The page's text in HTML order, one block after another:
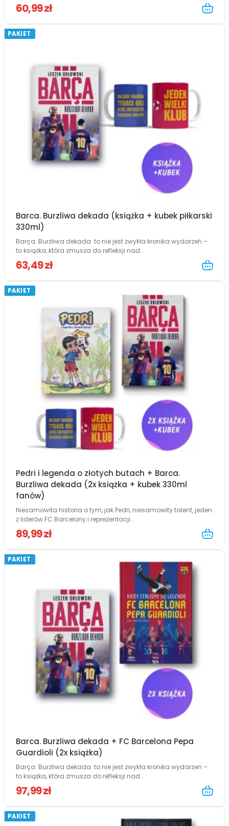
60,99 zł
PAKIET
Barca. Burzliwa dekada (książka + kubek piłkarski
330ml)
Barça. Burzliwa dekada to nie jest zwykła kronika wydarzeń –
to książka, która zmusza do refleksji nad...
63,49 zł
PAKIET
Pedri i legenda o złotych butach + Barca.
Burzliwa dekada (2x książka + kubek 330ml
fanów)
Niesamowita historia o tym, jak Pedri, niesamowity talent, jeden
z liderów FC Barcelony i reprezentacji...
89,99 zł
PAKIET
Barca. Burzliwa dekada + FC Barcelona Pepa
Guardioli (2x książka)
Barça. Burzliwa dekada to nie jest zwykła kronika wydarzeń –
to książka, która zmusza do refleksji nad...
97,99 zł
PAKIET